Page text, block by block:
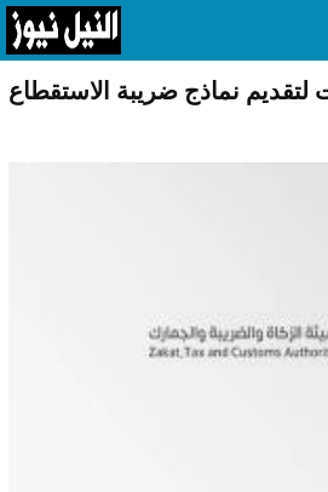
لتقديم نماذج ضريبة الاستقطاع